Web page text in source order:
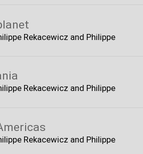
Rekacewicz and Philippe
Rekacewicz and Philippe
Rekacewicz and Philippe